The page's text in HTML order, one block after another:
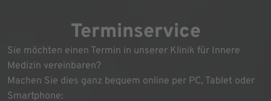
Terminservice
Sie möchten einen Termin in unserer Klinik für Innere
Medizin vereinbaren?
Machen Sie dies ganz bequem online per PC, Tablet oder
Smartphone: